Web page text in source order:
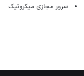
سرور مجازی میکروتیک